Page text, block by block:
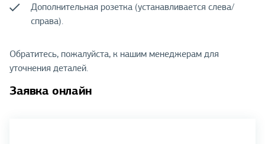
Дополнительная розетка (устанавливается слева/
справа).
Обратитесь, пожалуйста, к нашим менеджерам для
уточнения деталей.
Заявка онлайн